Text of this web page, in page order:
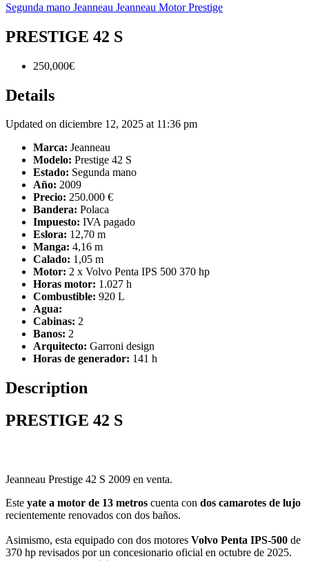
Segunda mano Jeanneau Jeanneau MotorPrestige
PRESTIGE 42 S
250,000€
Details
Updated on diciembre 12, 2025 at 11:36 pm
Marca: Jeanneau
Modelo: Prestige 42 S
Estado: Segunda mano
Año: 2009
Precio: 250.000 €
Bandera: Polaca
Impuesto: IVA pagado
Eslora: 12,70 m
Manga: 4,16 m
Calado: 1,05 m
Motor: 2 x Volvo Penta IPS 500 370 hp
Horas motor: 1.027 h
Combustible: 920 L
Agua:
Cabinas: 2
Banos: 2
Arquitecto: Garroni design
Horas de generador: 141 h
Description
PRESTIGE 42 S
Jeanneau Prestige 42 S 2009 en venta.
Este yate a motor de 13 metros cuenta con dos camarotes de lujo
recientemente renovados con dos baños.
Asimismo, esta equipado con dos motores Volvo Penta IPS-500 de
370 hp revisados ​​por un concesionario oficial en octubre de 2025.